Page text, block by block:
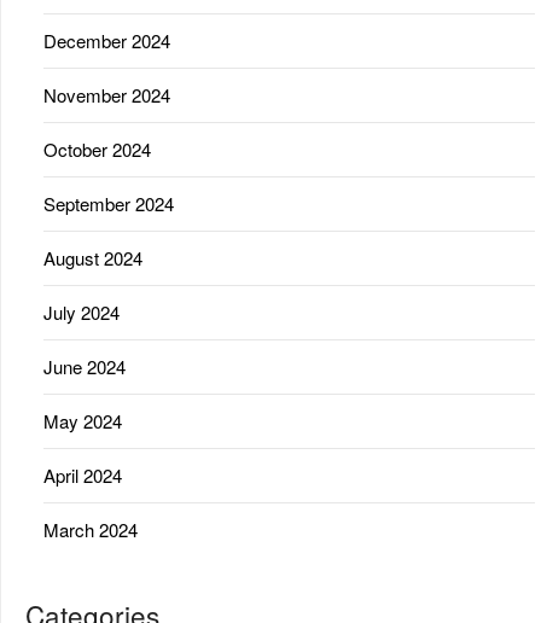
December 2024
November 2024
October 2024
September 2024
August 2024
July 2024
June 2024
May 2024
April 2024
March 2024
Categories